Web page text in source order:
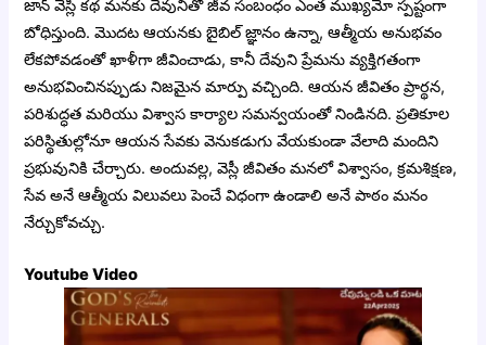
జాన్ వెస్లీ కథ మనకు దేవునితో జీవ సంబంధం ఎంత ముఖ్యమో స్పష్టంగా
బోధిస్తుంది. మొదట ఆయనకు బైబిల్ జ్ఞానం ఉన్నా, ఆత్మీయ అనుభవం
లేకపోవడంతో ఖాళీగా జీవించాడు, కానీ దేవుని ప్రేమను వ్యక్తిగతంగా
అనుభవించినప్పుడు నిజమైన మార్పు వచ్చింది. ఆయన జీవితం ప్రార్థన,
పరిశుద్ధత మరియు విశ్వాస కార్యాల సమన్వయంతో నిండినది. ప్రతికూల
పరిస్థితుల్లోనూ ఆయన సేవకు వెనుకడుగు వేయకుండా వేలాది మందిని
ప్రభువునికి చేర్చారు. అందువల్ల, వెస్లీ జీవితం మనలో విశ్వాసం, క్రమశిక్షణ,
సేవ అనే ఆత్మీయ విలువలు పెంచే విధంగా ఉండాలి అనే పాఠం మనం
నేర్చుకోవచ్చు.
Youtube Video